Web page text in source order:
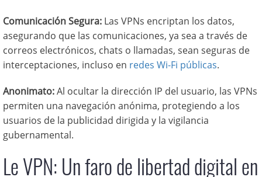
Comunicación Segura: Las VPNs encriptan los datos,
asegurando que las comunicaciones, ya sea a través de
correos electrónicos, chats o llamadas, sean seguras de
interceptaciones, incluso en redes Wi-Fi públicas.
Anonimato:Al ocultar la dirección IP del usuario, las VPNs
permiten una navegación anónima, protegiendo a los
usuarios de la publicidad dirigida y la vigilancia
gubernamental.
Le VPN: Un faro de libertad digital en